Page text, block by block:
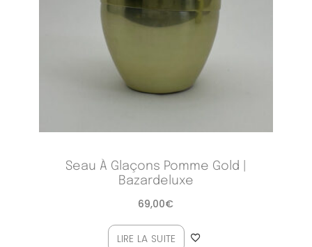
Seau À Glaçons Pomme Gold |
Bazardeluxe
69,00€
LIRE LA SUITE